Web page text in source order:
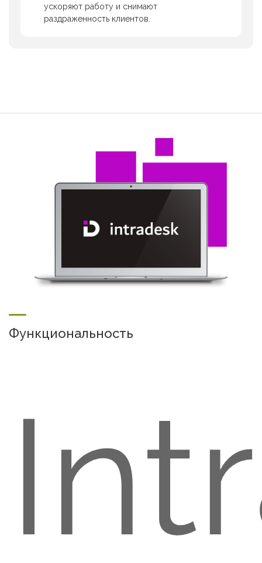
ускоряют работу и снимают
раздраженность клиентов.
Функциональность